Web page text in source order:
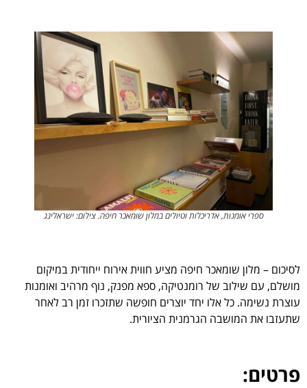
ספרי אומנות, אדריכלות וטיולים במלון שומאכר חיפה. צילום: ישראלינג
לסיכום – מלון שומאכר חיפה מציע חווית אירוח ייחודית במיקום
מושלם, עם שילוב של רומנטיקה, ספא מפנק, נוף מרהיב ואומנות
עוצרת נשימה. כל אלו יחד יוצרים חופשה שתזכרו זמן רב לאחר
שתעזבו את המושבה הגרמנית הציורית.
פרטים: